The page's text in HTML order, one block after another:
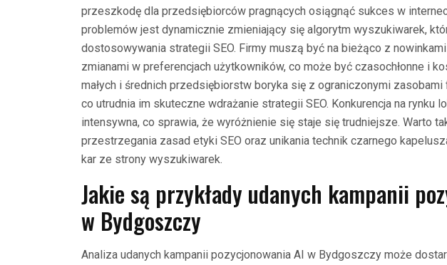
przeszkodę dla przedsiębiorców pragnących osiągnąć sukces w
problemów jest dynamicznie zmieniający się algorytm wyszukiwarek,
dostosowywania strategii SEO. Firmy muszą być na bieżąco z
zmianami w preferencjach użytkowników, co może być czasochłonne i
małych i średnich przedsiębiorstw boryka się z ograniczonymi
co utrudnia im skuteczne wdrażanie strategii SEO. Konkurencja na rynku
intensywna, co sprawia, że wyróżnienie się staje się trudniejsze. Warto
przestrzegania zasad etyki SEO oraz unikania technik czarnego
kar ze strony wyszukiwarek.
Jakie są przykłady udanych kampanii
w Bydgoszczy
Analiza udanych kampanii pozycjonowania AI w Bydgoszczy może